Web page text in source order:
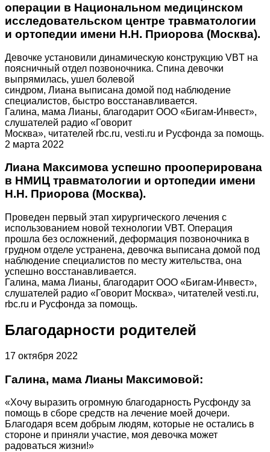
операции в Национальном медицинском
исследовательском центре травматологии
и ортопедии имени Н.Н. Приорова (Москва).
Девочке установили динамическую конструкцию VBT на
поясничный отдел позвоночника. Спина девочки
выпрямилась, ушел болевой
синдром, Лиана выписана домой под наблюдение
специалистов, быстро восстанавливается.
Галина, мама Лианы, благодарит ООО «Бигам-Инвест»,
слушателей радио «Говорит
Москва», читателей rbc.ru, vesti.ru и Русфонда за помощь.
2 марта 2022
Лиана Максимова успешно прооперирована
в НМИЦ травматологии и ортопедии имени
Н.Н. Приорова (Москва).
Проведен первый этап хирургического лечения с
использованием новой технологии VBT. Операция
прошла без осложнений, деформация позвоночника в
грудном отделе устранена, девочка выписана домой под
наблюдение специалистов по месту жительства, она
успешно восстанавливается.
Галина, мама Лианы, благодарит ООО «Бигам-Инвест»,
слушателей радио «Говорит Москва», читателей vesti.ru,
rbc.ru и Русфонда за помощь.
Благодарности родителей
17 октября 2022
Галина, мама Лианы Максимовой:
«Хочу выразить огромную благодарность Русфонду за
помощь в сборе средств на лечение моей дочери.
Благодаря всем добрым людям, которые не остались в
стороне и приняли участие, моя девочка может
радоваться жизни!»